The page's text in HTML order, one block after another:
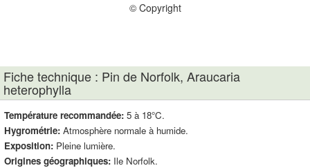
© Copyright
Fiche technique : Pin de Norfolk, Araucaria
heterophylla
Température recommandée: 5 à 18°C.
Hygrométrie: Atmosphère normale à humide.
Exposition: Pleine lumière.
Origines géographiques: Ile Norfolk.